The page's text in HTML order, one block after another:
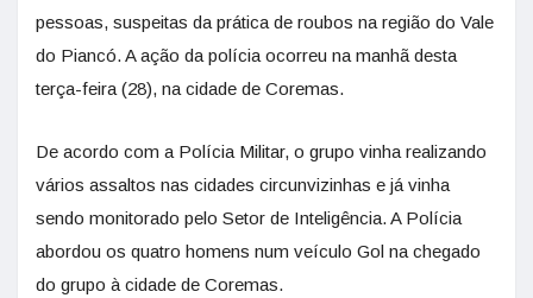
pessoas, suspeitas da prática de roubos na região do Vale
do Piancó. A ação da polícia ocorreu na manhã desta
terça-feira (28), na cidade de Coremas.
De acordo com a Polícia Militar, o grupo vinha realizando
vários assaltos nas cidades circunvizinhas e já vinha
sendo monitorado pelo Setor de Inteligência. A Polícia
abordou os quatro homens num veículo Gol na chegado
do grupo à cidade de Coremas.